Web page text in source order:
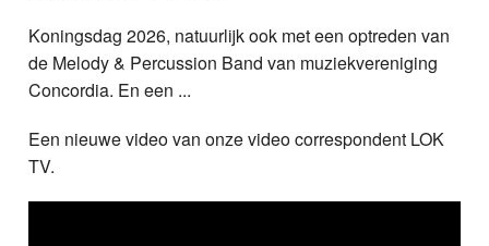
Foto's
Webcam
Koningsdag 2026, natuurlijk ook met een optreden van
de Melody & Percussion Band van muziekvereniging
Concordia. En een ...
Een nieuwe video van onze video correspondent LOK
TV.